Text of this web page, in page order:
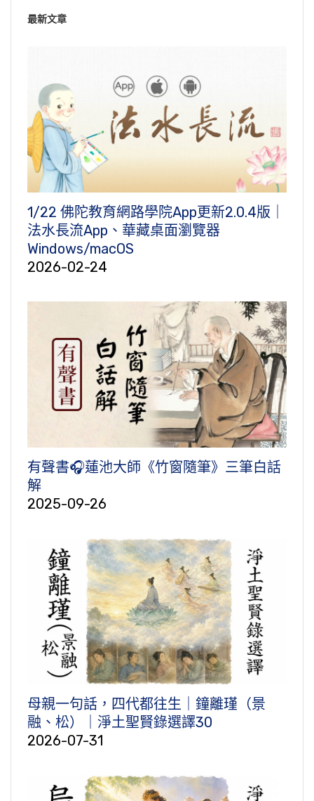
最新文章
1/22 佛陀教育網路學院App更新2.0.4版｜
法水長流App、華藏桌面瀏覽器
Windows/macOS
2026-02-24
有聲書🎧蓮池大師《竹窗隨筆》三筆白話
解
2025-09-26
母親一句話，四代都往生｜鐘離瑾（景
融、松）｜淨土聖賢錄選譯30
2026-07-31